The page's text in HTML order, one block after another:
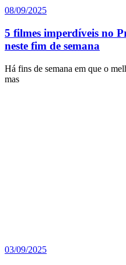
08/09/2025
5 filmes imperdíveis no
neste fim de semana
Há fins de semana em que o
mas
03/09/2025